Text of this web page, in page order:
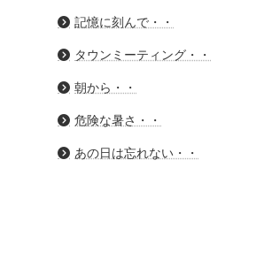
記憶に刻んで・・
タウンミーティング・・
朝から・・
危険な暑さ・・
あの日は忘れない・・